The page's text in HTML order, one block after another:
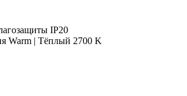
IP20
Warm | Тёплый 2700 K